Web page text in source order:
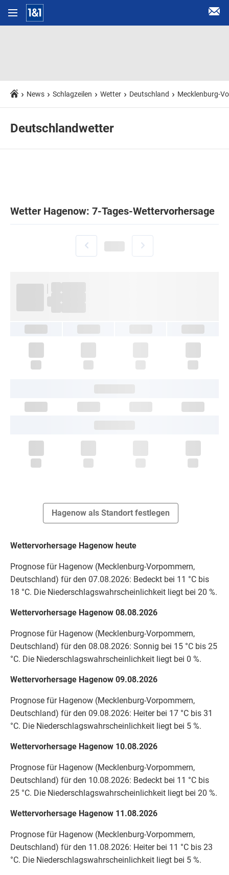
News Schlagzeilen Wetter Deutschland Mecklenburg-
Deutschlandwetter
Wetter Hagenow: 7-Tages-Wettervorhersage
Hagenow als Standort festlegen
Wettervorhersage Hagenow heute
Prognose für Hagenow (Mecklenburg-Vorpommern,
Deutschland) für den 07.08.2026: Bedeckt bei 11 °C bis
18 °C. Die Niederschlagswahrscheinlichkeit liegt bei 20 %.
Wettervorhersage Hagenow 08.08.2026
Prognose für Hagenow (Mecklenburg-Vorpommern,
Deutschland) für den 08.08.2026: Sonnig bei 15 °C bis 25
°C. Die Niederschlagswahrscheinlichkeit liegt bei 0 %.
Wettervorhersage Hagenow 09.08.2026
Prognose für Hagenow (Mecklenburg-Vorpommern,
Deutschland) für den 09.08.2026: Heiter bei 17 °C bis 31
°C. Die Niederschlagswahrscheinlichkeit liegt bei 5 %.
Wettervorhersage Hagenow 10.08.2026
Prognose für Hagenow (Mecklenburg-Vorpommern,
Deutschland) für den 10.08.2026: Bedeckt bei 11 °C bis
25 °C. Die Niederschlagswahrscheinlichkeit liegt bei 20 %.
Wettervorhersage Hagenow 11.08.2026
Prognose für Hagenow (Mecklenburg-Vorpommern,
Deutschland) für den 11.08.2026: Heiter bei 11 °C bis 23
°C. Die Niederschlagswahrscheinlichkeit liegt bei 5 %.